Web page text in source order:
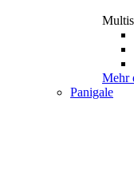
Mehr
Panigale